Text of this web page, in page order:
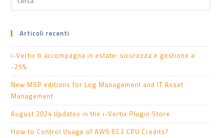
Articoli recenti
i-Vertix ti accompagna in estate: sicurezza e gestione a
-25%
New MSP editions for Log Management and IT Asset
Management
August 2024 Updates in the i-Vertix Plugin Store
How to Control Usage of AWS EC2 CPU Credits?